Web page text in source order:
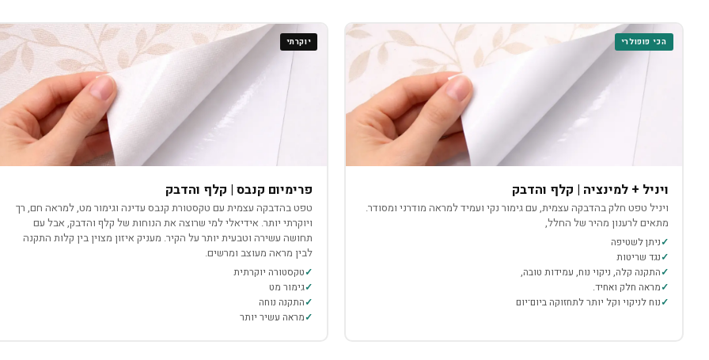
הכי פופולרי
ויניל + למינציה | קלף והדבק
ויניל טפט חלק בהדבקה עצמית, עם גימור נקי ועמיד למראה מודרני ומסודר.
מתאים לרענון מהיר של החלל,
ניתן לשטיפה
נגד שריטות
התקנה קלה, ניקוי נוח, עמידות טובה,
מראה חלק ואחיד.
נוח לניקוי וקל יותר לתחזוקה ביום־יום
יוקרתי
פרימיום קנבס | קלף והדבק
טפט בהדבקה עצמית עם טקסטורת קנבס עדינה וגימור מט, למראה חם, רך
ויוקרתי יותר. אידיאלי למי שרוצה את הנוחות של קלף והדבק, אבל עם
תחושה עשירה וטבעית יותר על הקיר. מעניק איזון מצוין בין קלות התקנה
לבין מראה מעוצב ומרשים.
טקסטורה יוקרתית
גימור מט
התקנה נוחה
מראה עשיר יותר